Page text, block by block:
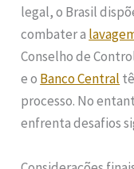
legal, o Brasil
combater a
Conselho de
e o Banco Central
processo. No
enfrenta desafios